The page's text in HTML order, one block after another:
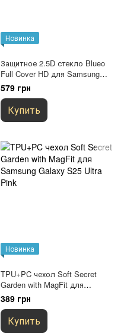
Новинка
Защитное 2.5D стекло Blueo
Full Cover HD для Samsung
Galaxy S25 Ultra Черный
579 грн
Купить
Новинка
TPU+PC чехол Soft Secret
Garden with MagFit для
Samsung Galaxy S25 Ultra Pink
389 грн
Купить